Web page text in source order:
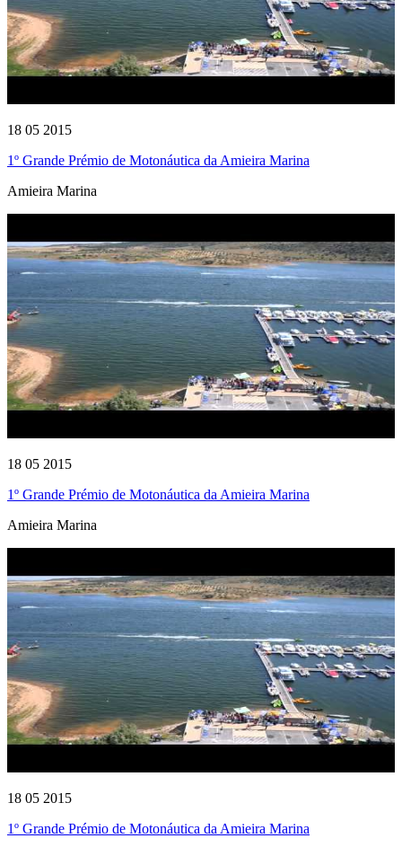
18 05 2015
1º Grande Prémio de Motonáutica da Amieira Marina
Amieira Marina
18 05 2015
1º Grande Prémio de Motonáutica da Amieira Marina
Amieira Marina
18 05 2015
1º Grande Prémio de Motonáutica da Amieira Marina